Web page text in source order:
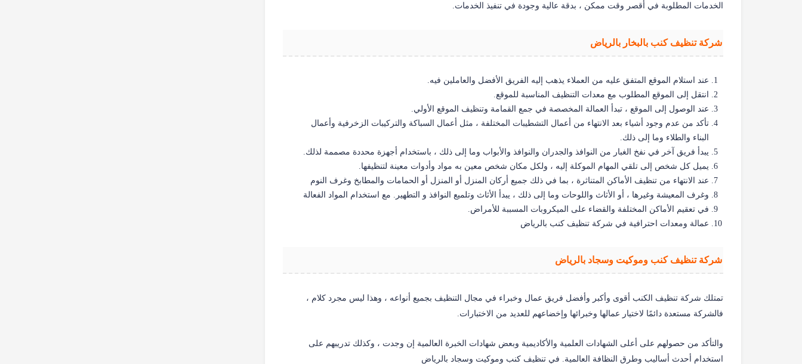
الخدمات المطلوبة في أقصر وقت ممكن ، بدقة عالية وجودة في تنفيذ الخدمات.
شركة تنظيف كنب بالبخار بالرياض
عند استلام الموقع المتفق عليه من العملاء يذهب إليه الفريق الأفضل والعاملين فيه.
انتقل إلى الموقع المطلوب مع معدات التنظيف المناسبة للموقع.
عند الوصول إلى الموقع ، تبدأ العمالة المخصصة في جمع القمامة وتنظيف الموقع الأولي.
تأكد من عدم وجود أشياء بعد الانتهاء من أعمال التشطيبات المختلفة ، مثل أعمال السباكة والتركيبات الزخرفية وأعمال
البناء والطلاء وما إلى ذلك.
يبدأ فريق آخر في نفخ الغبار من النوافذ والجدران والنوافذ والأبواب وما إلى ذلك ، باستخدام أجهزة محددة مصممة لذلك.
يميل كل شخص إلى تلقي المهام الموكلة إليه ، ولكل مكان شخص معين به مواد وأدوات معينة لتنظيفها.
عند الانتهاء من تنظيف الأماكن المتناثرة ، بما في ذلك جميع أركان المنزل أو المنزل أو الحمامات والمطابخ وغرف النوم
وغرف المعيشة وغيرها ، أو الأثاث واللوحات وما إلى ذلك ، يبدأ الأثاث وتلميع النوافذ و التطهير. مع استخدام المواد الفعالة
في تعقيم الأماكن المختلفة والقضاء على الميكروبات المسببة للأمراض.
عمالة ومعدات احترافية في شركة تنظيف كنب بالرياض
شركة تنظيف كنب وموكيت وسجاد بالرياض
تمتلك شركة تنظيف الكنب أقوى وأكبر وأفضل فريق عمال وخبراء في مجال التنظيف بجميع أنواعه ، وهذا ليس مجرد كلام ،
فالشركة مستعدة دائمًا لاختيار عمالها وخبرائها وإخضاعهم للعديد من الاختبارات.
والتأكد من حصولهم على أعلى الشهادات العلمية والأكاديمية وبعض شهادات الخبرة العالمية إن وجدت ، وكذلك تدريبهم على
استخدام أحدث أساليب وطرق النظافة العالمية. في تنظيف كنب وموكيت وسجاد بالرياض